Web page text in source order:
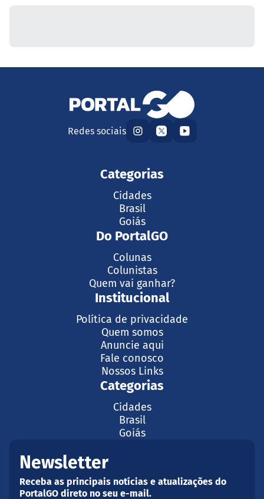
Redes sociais
Categorias
Cidades
Brasil
Goiás
Do PortalGO
Colunas
Colunistas
Quem vai ganhar?
Institucional
Política de privacidade
Quem somos
Anuncie aqui
Fale conosco
Nossos Links
Categorias
Cidades
Brasil
Goiás
Newsletter
Receba as principais notícias e atualizações do
PortalGO direto no seu e-mail.